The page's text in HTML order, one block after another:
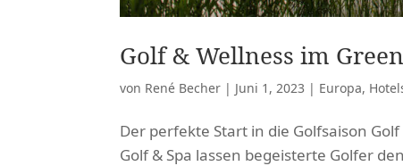
Golf & Wellness im
von René Becher | Juni 1, 2023 | Europa,
Der perfekte Start in die Golfsaison
Golf & Spa lassen begeisterte Golfer